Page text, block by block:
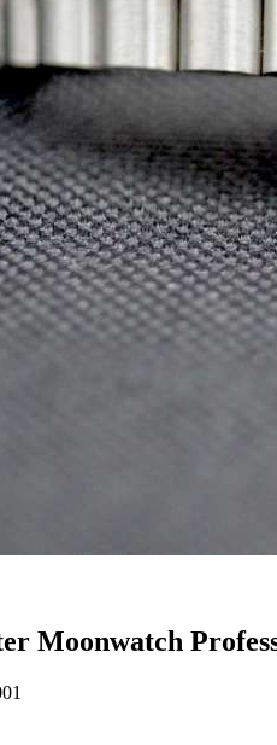
Moonwatch